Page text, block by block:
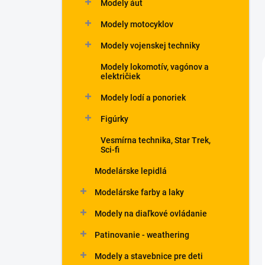
Modely áut
Modely motocyklov
Modely vojenskej techniky
Modely lokomotív, vagónov a
električiek
Modely lodí a ponoriek
Figúrky
Vesmírna technika, Star Trek,
Sci-fi
Modelárske lepidlá
Modelárske farby a laky
Modely na diaľkové ovládanie
Patinovanie - weathering
Modely a stavebnice pre deti